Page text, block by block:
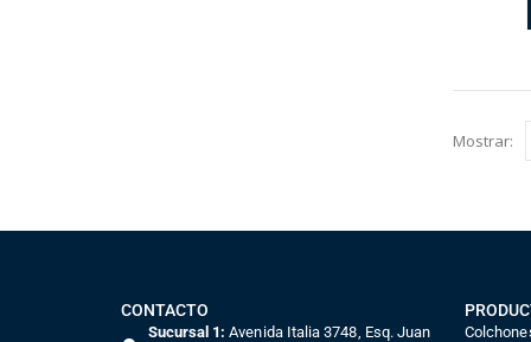
Mostrar:
CONTACTO
Sucursal 1: Avenida Italia 3748, Esq. Juan